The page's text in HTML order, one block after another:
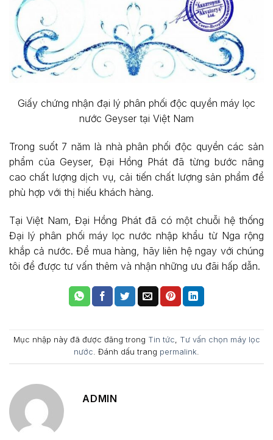
Giấy chứng nhận đại lý phân phối độc quyền máy lọc
nước Geyser tại Việt Nam
Trong suốt 7 năm là nhà phân phối độc quyền các sản
phẩm của Geyser, Đại Hồng Phát đã từng bước nâng
cao chất lượng dịch vụ, cải tiến chất lượng sản phẩm để
phù hợp với thị hiếu khách hàng.
Tại Việt Nam, Đại Hồng Phát đã có một chuỗi hệ thống
Đại lý phân phối máy lọc nước nhập khẩu từ Nga rộng
khắp cả nước. Để mua hàng, hãy liên hệ ngay với chúng
tôi để được tư vấn thêm và nhận những ưu đãi hấp dẫn.
Mục nhập này đã được đăng trong Tin tức
Tư vấn chọn máy lọc
nước . Đánh dấu trang permalink
ADMIN